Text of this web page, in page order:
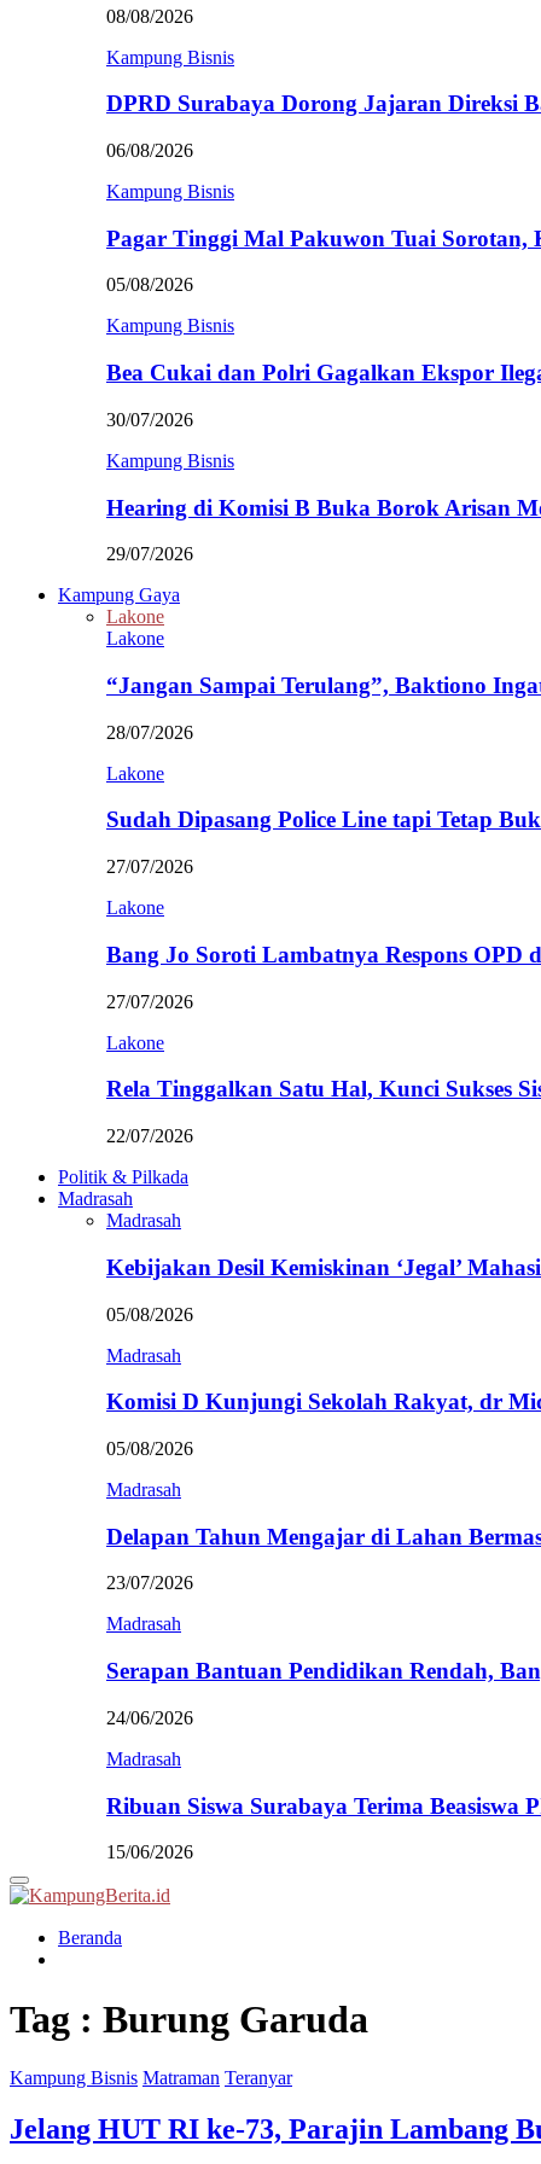
08/08/2026
Kampung Bisnis
DPRD Surabaya Dorong Jajaran Direksi
06/08/2026
Kampung Bisnis
Pagar Tinggi Mal Pakuwon Tuai
05/08/2026
Kampung Bisnis
Bea Cukai dan Polri Gagalkan Ekspor
30/07/2026
Kampung Bisnis
Hearing di Komisi B Buka Borok Arisan
29/07/2026
Kampung Gaya
Lakone
Lakone
“Jangan Sampai Terulang”, Baktiono
28/07/2026
Lakone
Sudah Dipasang Police Line tapi Tetap
27/07/2026
Lakone
Bang Jo Soroti Lambatnya Respons OPD
27/07/2026
Lakone
Rela Tinggalkan Satu Hal, Kunci Sukses
22/07/2026
Politik & Pilkada
Madrasah
Madrasah
Kebijakan Desil Kemiskinan ‘Jegal’
05/08/2026
Madrasah
Komisi D Kunjungi Sekolah Rakyat, dr
05/08/2026
Madrasah
Delapan Tahun Mengajar di Lahan
23/07/2026
Madrasah
Serapan Bantuan Pendidikan Rendah,
24/06/2026
Madrasah
Ribuan Siswa Surabaya Terima Beasiswa
15/06/2026
Primary
Menu
Beranda
Tag : Burung Garuda
Kampung Bisnis Matraman Teranyar
Jelang HUT RI ke-73, Parajin Lambang